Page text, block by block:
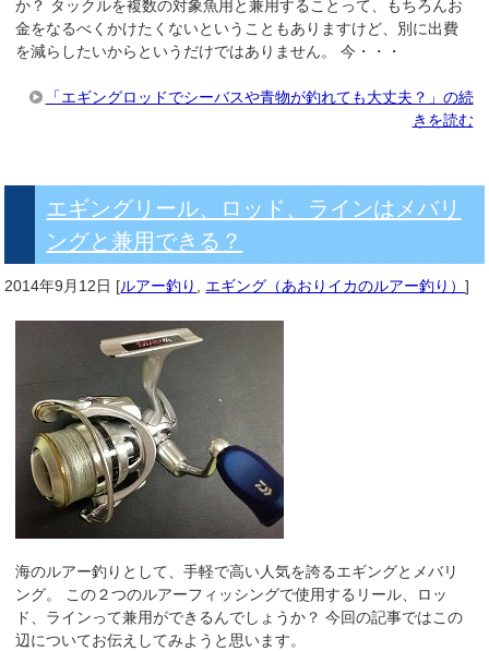
か？ タックルを複数の対象魚用と兼用することって、もちろんお
金をなるべくかけたくないということもありますけど、別に出費
を減らしたいからというだけではありません。 今・・・
「エギングロッドでシーバスや青物が釣れても大丈夫？」の続
きを読む
エギングリール、ロッド、ラインはメバリ
ングと兼用できる？
2014年9月12日 [ルアー釣り エギング（あおりイカのルアー釣り）]
海のルアー釣りとして、手軽で高い人気を誇るエギングとメバリ
ング。 この２つのルアーフィッシングで使用するリール、ロッ
ド、ラインって兼用ができるんでしょうか？ 今回の記事ではこの
辺についてお伝えしてみようと思います。